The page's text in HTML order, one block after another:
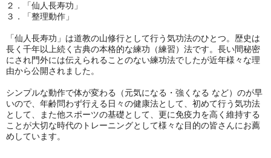
２．「仙人長寿功」
３．「整理動作」
「仙人長寿功」は道教の山修行として行う気功法のひとつ。歴史は
長く千年以上続く古典の本格的な練功（練習）法です。長い間秘密
にされ門外には伝えられることのない練功法でしたが近年様々な理
由から公開されました。
シンプルな動作で体が変わる（元気になる・強くなる など）のが早
いので、年齢問わず行える日々の健康法として、初めて行う気功法
として、また他スポーツの基礎として、更に免疫力を高く維持する
ことが大切な時代のトレーニングとして様々な目的の皆さんにお薦
めしています。